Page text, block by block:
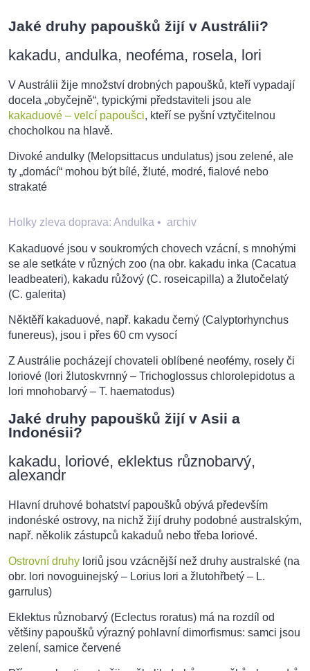
Jaké druhy papoušků žijí v Austrálii?
kakadu, andulka, neoféma, rosela, lori
V Austrálii žije množství drobných papoušků, kteří vypadají
docela „obyčejně“, typickými představiteli jsou ale
kakaduové – velcí papoušci, kteří se pyšní vztyčitelnou
chocholkou na hlavě.
Divoké andulky (Melopsittacus undulatus) jsou zelené, ale
ty „domácí“ mohou být bílé, žluté, modré, fialové nebo
strakaté
Holky zleva doprava: Andulka • archiv
Kakaduové jsou v soukromých chovech vzácní, s mnohými
se ale setkáte v různých zoo (na obr. kakadu inka (Cacatua
leadbeateri), kakadu růžový (C. roseicapilla) a žlutočelatý
(C. galerita)
Něktěří kakaduové, např. kakadu černý (Calyptorhynchus
funereus), jsou i přes 60 cm vysocí
Z Austrálie pocházejí chovateli oblíbené neofémy, rosely či
loriové (lori žlutoskvrnný – Trichoglossus chlorolepidotus a
lori mnohobarvý – T. haematodus)
Jaké druhy papoušků žijí v Asii a
Indonésii?
kakadu, loriové, eklektus různobarvý,
alexandr
Hlavní druhové bohatství papoušků obývá především
indonéské ostrovy, na nichž žijí druhy podobné australským,
např. několik zástupců kakaduů nebo třeba loriové.
Ostrovní druhy loriů jsou vzácnější než druhy australské (na
obr. lori novoguinejský – Lorius lori a žlutohřbetý – L.
garrulus)
Eklektus různobarvý (Eclectus roratus) má na rozdíl od
většiny papoušků výrazný pohlavní dimorfismus: samci jsou
zelení, samice červené